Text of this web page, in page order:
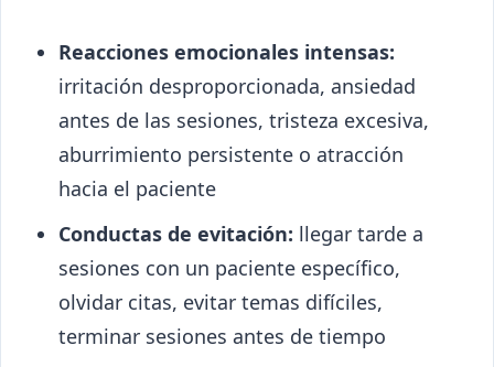
Reacciones emocionales intensas:
irritación desproporcionada, ansiedad
antes de las sesiones, tristeza excesiva,
aburrimiento persistente o atracción
hacia el paciente
Conductas de evitación: llegar tarde a
sesiones con un paciente específico,
olvidar citas, evitar temas difíciles,
terminar sesiones antes de tiempo